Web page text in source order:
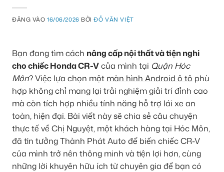
ĐĂNG VÀO16/06/2026 BỞIĐỖ VĂN VIỆT
Bạn đang tìm cách nâng cấp nội thất và tiện nghi
cho chiếc Honda CR-Vcủa mình tại Quận Hóc
Môn? Việc lựa chọn một màn hình Android ô tô phù
hợp không chỉ mang lại trải nghiệm giải trí đỉnh cao
mà còn tích hợp nhiều tính năng hỗ trợ lái xe an
toàn, hiện đại. Bài viết này sẽ chia sẻ câu chuyện
thực tế về Chị Nguyệt, một khách hàng tại Hóc Môn,
đã tin tưởng Thành Phát Auto để biến chiếc CR-V
của mình trở nên thông minh và tiện lợi hơn, cùng
những lời khuyên hữu ích từ chuyên gia để bạn có